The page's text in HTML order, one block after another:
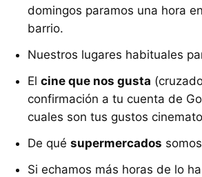
domingos paramos una hora en
barrio.
Nuestros lugares habituales
El cine que nos gusta
confirmación a tu cuenta de
cuales son tus gustos
De qué supermercados
Si echamos más horas de lo